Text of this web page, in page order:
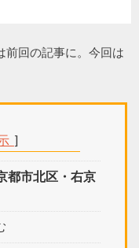
前回の記事に。今回は
]
都市北区・右京